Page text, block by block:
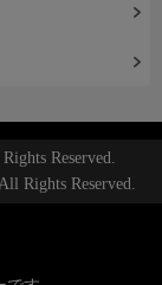
Reserved.
Rights Reserved.